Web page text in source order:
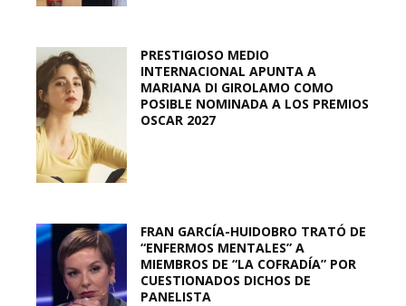
PRESTIGIOSO MEDIO
INTERNACIONAL APUNTA A
MARIANA DI GIROLAMO COMO
POSIBLE NOMINADA A LOS PREMIOS
OSCAR 2027
FRAN GARCÍA-HUIDOBRO TRATÓ DE
“ENFERMOS MENTALES” A
MIEMBROS DE “LA COFRADÍA” POR
CUESTIONADOS DICHOS DE
PANELISTA